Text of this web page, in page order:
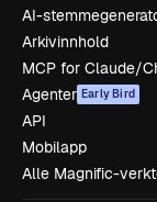
AI-
Arkivinnhold
MCP for Claude/
Agenter Early Bird
API
Mobilapp
Alle Magnific-